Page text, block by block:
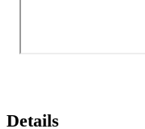
Details